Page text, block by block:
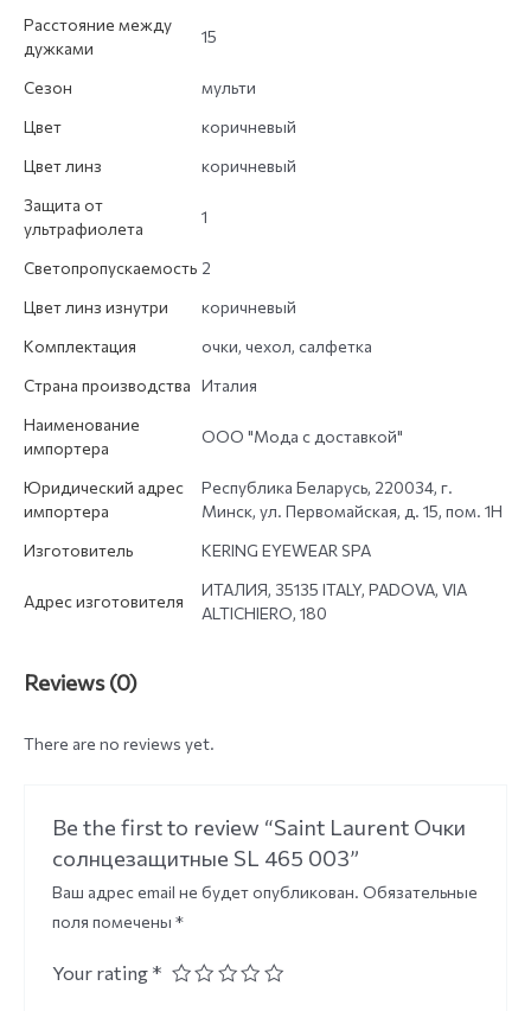
Расстояние между
дужками
15
Сезон
мульти
Цвет
коричневый
Цвет линз
коричневый
Защита от
ультрафиолета
1
Светопропускаемость 2
Цвет линз изнутри
коричневый
Комплектация
очки, чехол, салфетка
Страна производства Италия
Наименование
импортера
ООО "Мода с доставкой"
Юридический адрес
импортера
Республика Беларусь, 220034, г.
Минск, ул. Первомайская, д. 15, пом. 1Н
Изготовитель
KERING EYEWEAR SPA
Адрес изготовителя
ИТАЛИЯ, 35135 ITALY, PADOVA, VIA
ALTICHIERO, 180
Reviews (0)
There are no reviews yet.
Be the first to review “Saint Laurent Очки
солнцезащитные SL 465 003”
Ваш адрес email не будет опубликован. Обязательные
поля помечены *
Your rating *